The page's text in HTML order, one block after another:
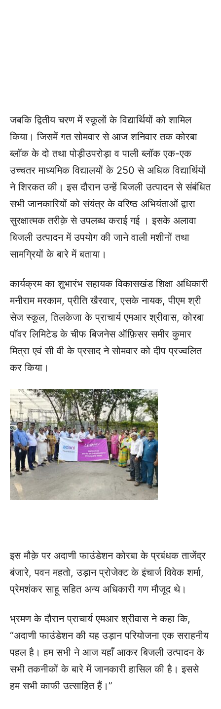
जबकि द्वितीय चरण में स्कूलों के विद्यार्थियों को शामिल
किया। जिसमें गत सोमवार से आज शनिवार तक कोरबा
ब्लॉक के दो तथा पोड़ीउपरोड़ा व पाली ब्लॉक एक-एक
उच्चतर माध्यमिक विद्यालयों के 250 से अधिक विद्यार्थियों
ने शिरकत की। इस दौरान उन्हें बिजली उत्पादन से संबंधित
सभी जानकारियों को संयंत्र के वरिष्ठ अभियंताओं द्वारा
सुरक्षात्मक तरीक़े से उपलब्ध कराई गई । इसके अलावा
बिजली उत्पादन में उपयोग की जाने वाली मशीनों तथा
सामग्रियों के बारे में बताया।
कार्यक्रम का शुभारंभ सहायक विकासखंड शिक्षा अधिकारी
मनीराम मरकाम, प्रीति खैरवार, एसके नायक, पीएम श्री
सेज स्कूल, तिलकेजा के प्राचार्य एमआर श्रीवास, कोरबा
पॉवर लिमिटेड के चीफ बिजनेस ऑफ़िसर समीर कुमार
मित्रा एवं सी वी के प्रसाद ने सोमवार को दीप प्रज्वलित
कर किया।
इस मौक़े पर अदाणी फाउंडेशन कोरबा के प्रबंधक ताजेंद्र
बंजारे, पवन महतो, उड़ान प्रोजेक्ट के इंचार्ज विवेक शर्मा,
प्रेमशंकर साहू सहित अन्य अधिकारी गण मौजूद थे।
भ्रमण के दौरान प्राचार्य एमआर श्रीवास ने कहा कि,
“अदाणी फाउंडेशन की यह उड़ान परियोजना एक सराहनीय
पहल है। हम सभी ने आज यहाँ आकर बिजली उत्पादन के
सभी तकनीकों के बारे में जानकारी हासिल की है। इससे
हम सभी काफी उत्साहित हैं।”